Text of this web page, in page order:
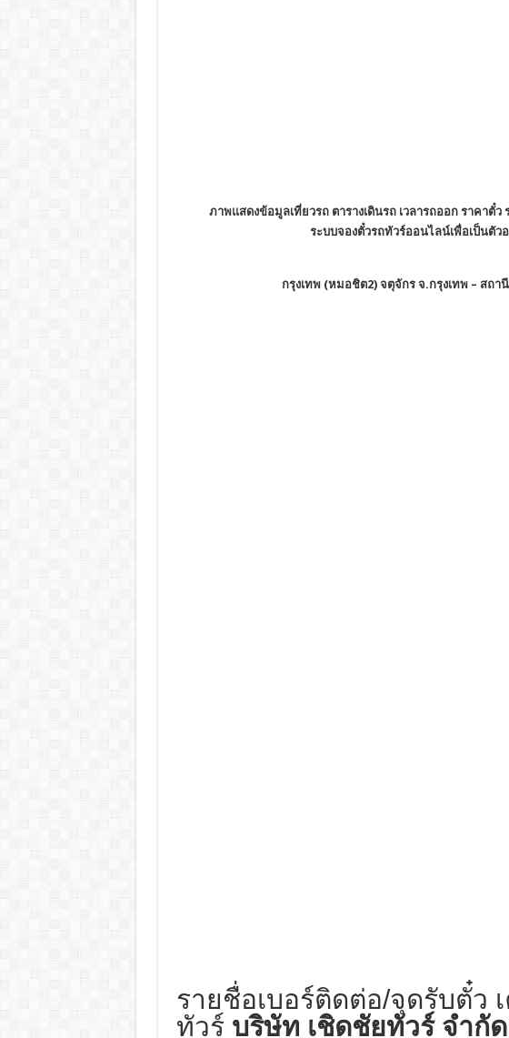
ภาพแสดงข้อมูลเที่ยวรถ ตารางเดินรถ เวลารถออก ราคาตั๋
ระบบจองตั๋วรถทัวร์ออนไลน์เพื่อเป็นตัวอ
กรุงเทพ (หมอชิต2) จตุจักร จ.กรุงเทพ – สถา
รายชื่อเบอร์ติดต่อ/จุดรับตั๋ว
ทัวร์ บริษัท เชิดชัยทัวร์ จำกัด